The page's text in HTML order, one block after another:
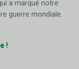
a marqué notre
guerre mondiale.
!